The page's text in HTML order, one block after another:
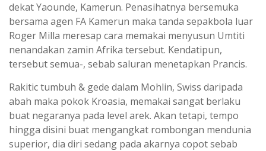
dekat Yaounde, Kamerun. Penasihatnya bersemuka
bersama agen FA Kamerun maka tanda sepakbola luar
Roger Milla meresap cara memakai menyusun Umtiti
nenandakan zamin Afrika tersebut. Kendatipun,
tersebut semua-, sebab saluran menetapkan Prancis.
Rakitic tumbuh & gede dalam Mohlin, Swiss daripada
abah maka pokok Kroasia, memakai sangat berlaku
buat negaranya pada level arek. Akan tetapi, tempo
hingga disini buat mengangkat rombongan mendunia
superior, dia diri sedang pada akarnya copot sebab